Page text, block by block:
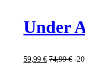
Under
59,99 € 74,99€ -